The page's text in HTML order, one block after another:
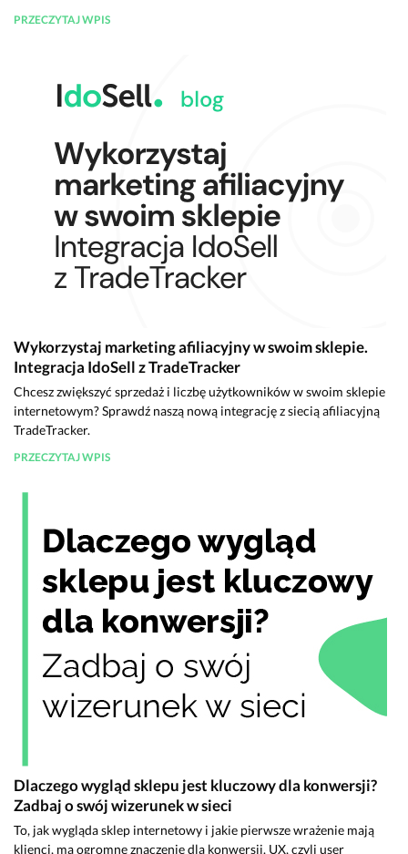
PRZECZYTAJ WPIS
Wykorzystaj marketing afiliacyjny w swoim sklepie.
Integracja IdoSell z TradeTracker
Chcesz zwiększyć sprzedaż i liczbę użytkowników w swoim sklepie
internetowym? Sprawdź naszą nową integrację z siecią afiliacyjną
TradeTracker.
PRZECZYTAJ WPIS
Dlaczego wygląd sklepu jest kluczowy dla konwersji?
Zadbaj o swój wizerunek w sieci
To, jak wygląda sklep internetowy i jakie pierwsze wrażenie mają
klienci, ma ogromne znaczenie dla konwersji. UX, czyli user